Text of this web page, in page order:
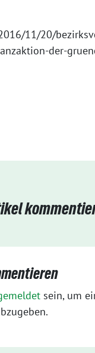
11/20/
der-
sein, um